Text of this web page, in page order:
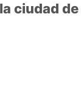
ciudad de